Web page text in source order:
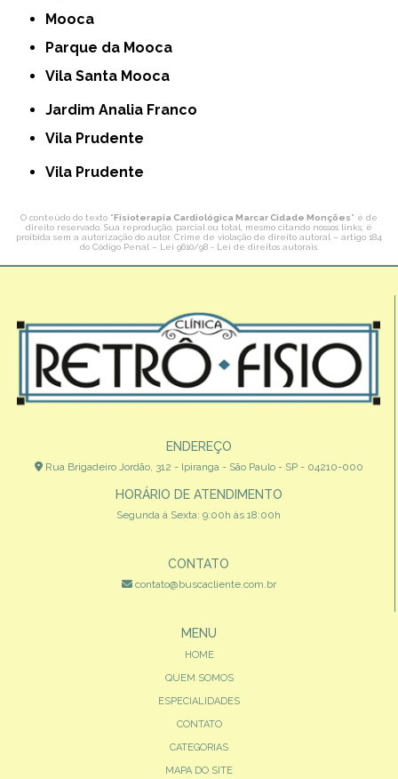
Mooca
Parque da Mooca
Vila Santa Mooca
Jardim Analia Franco
Vila Prudente
Vila Prudente
O conteúdo do texto "Fisioterapia Cardiológica Marcar Cidade Monções" é de
direito reservado. Sua reprodução, parcial ou total, mesmo citando nossos links, é
proibida sem a autorização do autor. Crime de violação de direito autoral – artigo 184
do Código Penal – Lei 9610/98 - Lei de direitos autorais.
ENDEREÇO
Rua Brigadeiro Jordão, 312 - Ipiranga - São Paulo - SP - 04210-000
HORÁRIO DE ATENDIMENTO
Segunda à Sexta: 9:00h às 18:00h
CONTATO
contato@buscacliente.com.br
MENU
HOME
QUEM SOMOS
ESPECIALIDADES
CONTATO
CATEGORIAS
MAPA DO SITE